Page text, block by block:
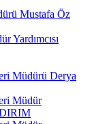
Mustafa Öz
Yardımcısı
Müdürü Derya
Müdür